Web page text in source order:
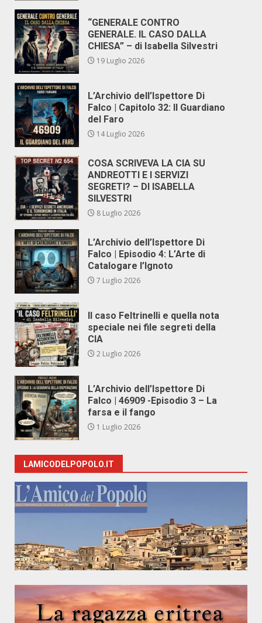
“GENERALE CONTRO
GENERALE. IL CASO DALLA
CHIESA” – di Isabella Silvestri
19 Luglio 2026
L’Archivio dell’Ispettore Di
Falco | Capitolo 32: Il Guardiano
del Faro
14 Luglio 2026
COSA SCRIVEVA LA CIA SU
ANDREOTTI E I SERVIZI
SEGRETI? – DI ISABELLA
SILVESTRI
8 Luglio 2026
L’Archivio dell’Ispettore Di
Falco | Episodio 4: L’Arte di
Catalogare l’Ignoto
7 Luglio 2026
Il caso Feltrinelli e quella nota
speciale nei file segreti della
CIA
2 Luglio 2026
L’Archivio dell’Ispettore Di
Falco | 46909 -Episodio 3 – La
farsa e il fango
1 Luglio 2026
LAMICODELPOPOLO.IT